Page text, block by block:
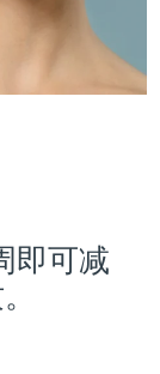
即可减
达日期 8/8/26
送达日期8/8/26